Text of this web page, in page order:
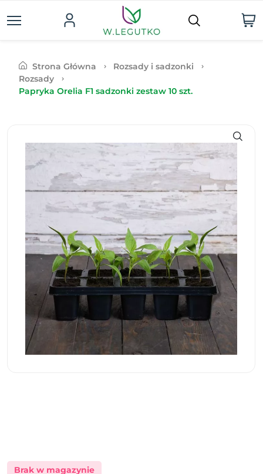
Strona Główna
Rozsady i sadzonki
Rozsady
Papryka Orelia F1 sadzonki zestaw 10 szt.
Brak w magazynie